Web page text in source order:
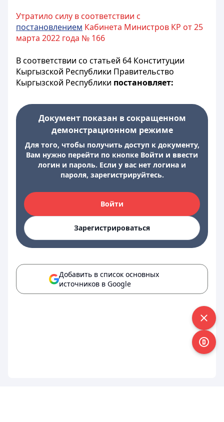
Утратило силу в соответствии с
постановлением Кабинета Министров КР от 25
марта 2022 года № 166
В соответствии со статьей 64 Конституции
Кыргызской Республики Правительство
Кыргызской Республики постановляет:
Документ показан в сокращенном
демонстрационном режиме
Для того, чтобы получить доступ к документу,
Вам нужно перейти по кнопке Войти и ввести
логин и пароль. Если у вас нет логина и
пароля, зарегистрируйтесь.
Войти
Зарегистрироваться
Добавить в список основных
источников в Google